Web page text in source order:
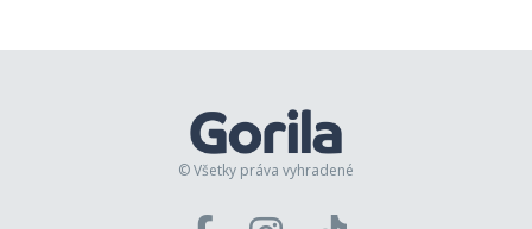
© Všetky práva vyhradené